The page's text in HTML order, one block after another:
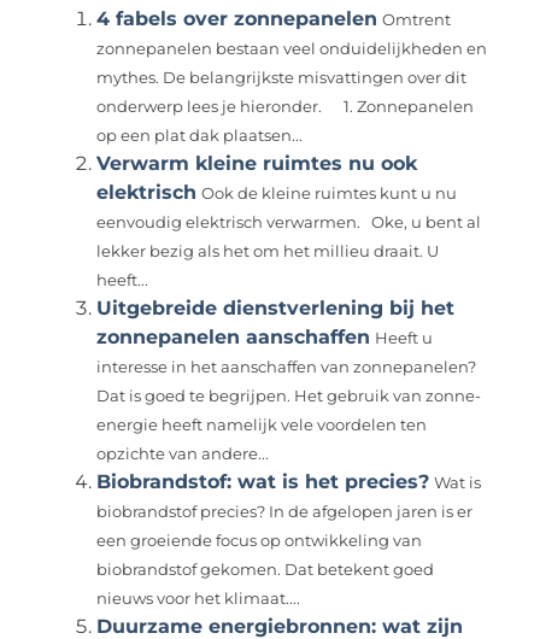
4 fabels over zonnepanelen Omtrent
zonnepanelen bestaan veel onduidelijkheden en
mythes. De belangrijkste misvattingen over dit
onderwerp lees je hieronder. 1. Zonnepanelen
op een plat dak plaatsen...
Verwarm kleine ruimtes nu ook
elektrisch Ook de kleine ruimtes kunt u nu
eenvoudig elektrisch verwarmen. Oke, u bent al
lekker bezig als het om het millieu draait. U
heeft...
Uitgebreide dienstverlening bij het
zonnepanelen aanschaffen Heeft u
interesse in het aanschaffen van zonnepanelen?
Dat is goed te begrijpen. Het gebruik van zonne-
energie heeft namelijk vele voordelen ten
opzichte van andere...
Biobrandstof: wat is het precies? Wat is
biobrandstof precies? In de afgelopen jaren is er
een groeiende focus op ontwikkeling van
biobrandstof gekomen. Dat betekent goed
nieuws voor het klimaat....
Duurzame energiebronnen: wat zijn